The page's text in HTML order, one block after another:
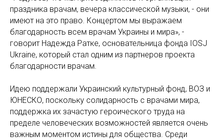
праздника врачам, вечера классической музыки, - они
имеют на это право. Концертом мы выражаем
благодарность всем врачам Украины и мира», -
говорит Надежда Ратке, основательница фонда IOSJ
Ukraine, который стал одним из партнеров проекта
благодарности врачам.
Идею поддержали Украинский культурный фонд, ВОЗ и
ЮНЕСКО, поскольку солидарность с врачами мира,
поддержка их зачастую героического труда на
пределе человеческих возможностей является очень
важным моментом истины для общества. Среди